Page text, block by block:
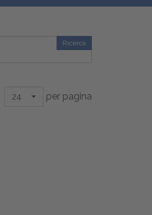
Ricerca
24 per pagina